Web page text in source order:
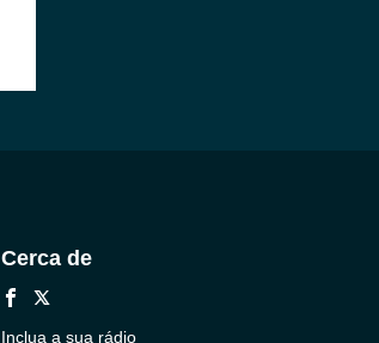
Cerca de
Inclua a sua rádio